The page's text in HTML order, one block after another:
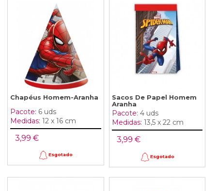
Chapéus Homem-Aranha
Pacote: 6 uds
Medidas: 12 x 16 cm
3,99 €
Esgotado
Sacos De Papel Homem
Aranha
Pacote: 4 uds
Medidas: 13,5 x 22 cm
3,99 €
Esgotado